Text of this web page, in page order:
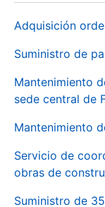
Adquisición
Suministro de
Mantenimiento
sede central de
Mantenimiento
Servicio de
obras de
Suministro de